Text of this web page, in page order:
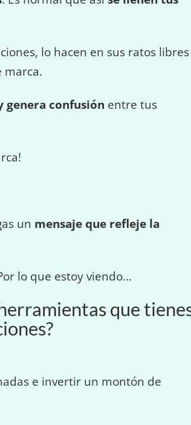
lo hacen en sus ratos libres
marca.
genera confusión entre tus
un mensaje que refleje la
lo que estoy viendo…
que
e invertir un montón de